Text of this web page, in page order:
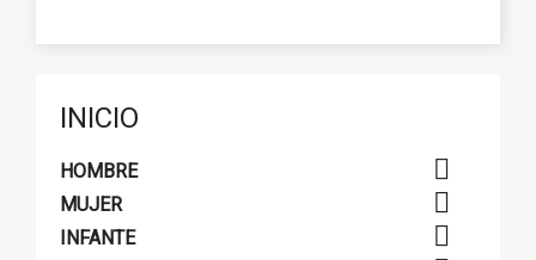
INICIO
HOMBRE 
MUJER 
INFANTE 